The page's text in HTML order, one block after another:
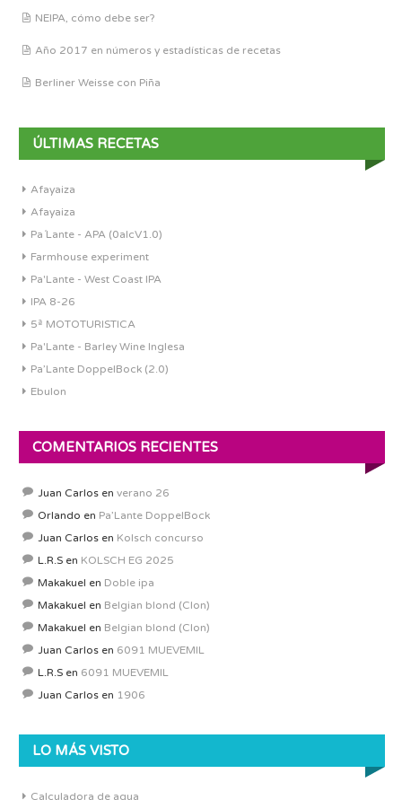
NEIPA, cómo debe ser?
Año 2017 en números y estadísticas de recetas
Berliner Weisse con Piña
ÚLTIMAS RECETAS
Afayaiza
Afayaiza
Pa´Lante - APA (0alcV1.0)
Farmhouse experiment
Pa'Lante - West Coast IPA
IPA 8-26
5ª MOTOTURISTICA
Pa'Lante - Barley Wine Inglesa
Pa’Lante DoppelBock (2.0)
Ebulon
COMENTARIOS RECIENTES
Juan Carlos en verano 26
Orlando en Pa’Lante DoppelBock
Juan Carlos en Kolsch concurso
L.R.S en KOLSCH EG 2025
Makakuel en Doble ipa
Makakuel en Belgian blond (Clon)
Makakuel en Belgian blond (Clon)
Juan Carlos en 6091 MUEVEMIL
L.R.S en 6091 MUEVEMIL
Juan Carlos en 1906
LO MÁS VISTO
Calculadora de agua